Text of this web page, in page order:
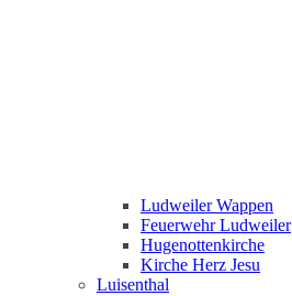
Ludweiler Wappen
Feuerwehr Ludweiler
Hugenottenkirche
Kirche Herz Jesu
Luisenthal